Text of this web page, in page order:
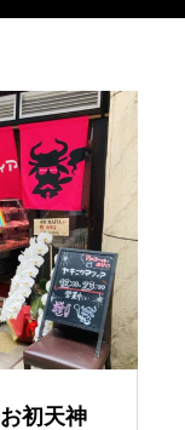
初天神